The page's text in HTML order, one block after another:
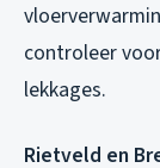
controleer
lekkages.
Rietveld en